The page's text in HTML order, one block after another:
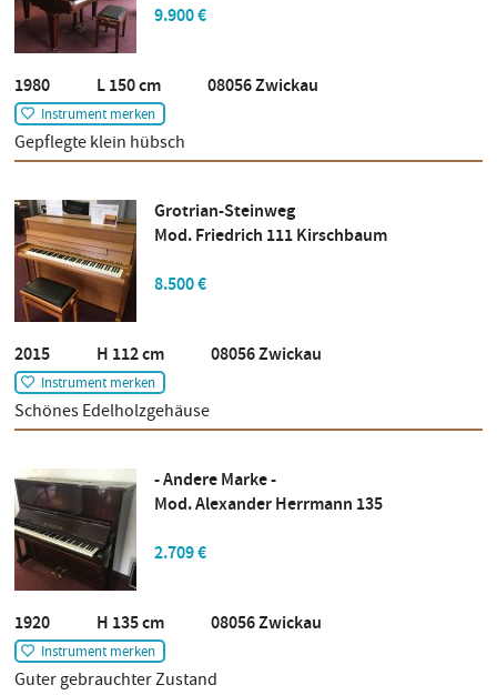
9.900 €
1980 L 150 cm 08056 Zwickau
Instrument merken
Gepflegte klein hübsch
Grotrian-Steinweg
Mod. Friedrich 111 Kirschbaum
8.500 €
2015 H 112 cm 08056 Zwickau
Instrument merken
Schönes Edelholzgehäuse
- Andere Marke -
Mod. Alexander Herrmann 135
2.709 €
1920 H 135 cm 08056 Zwickau
Instrument merken
Guter gebrauchter Zustand